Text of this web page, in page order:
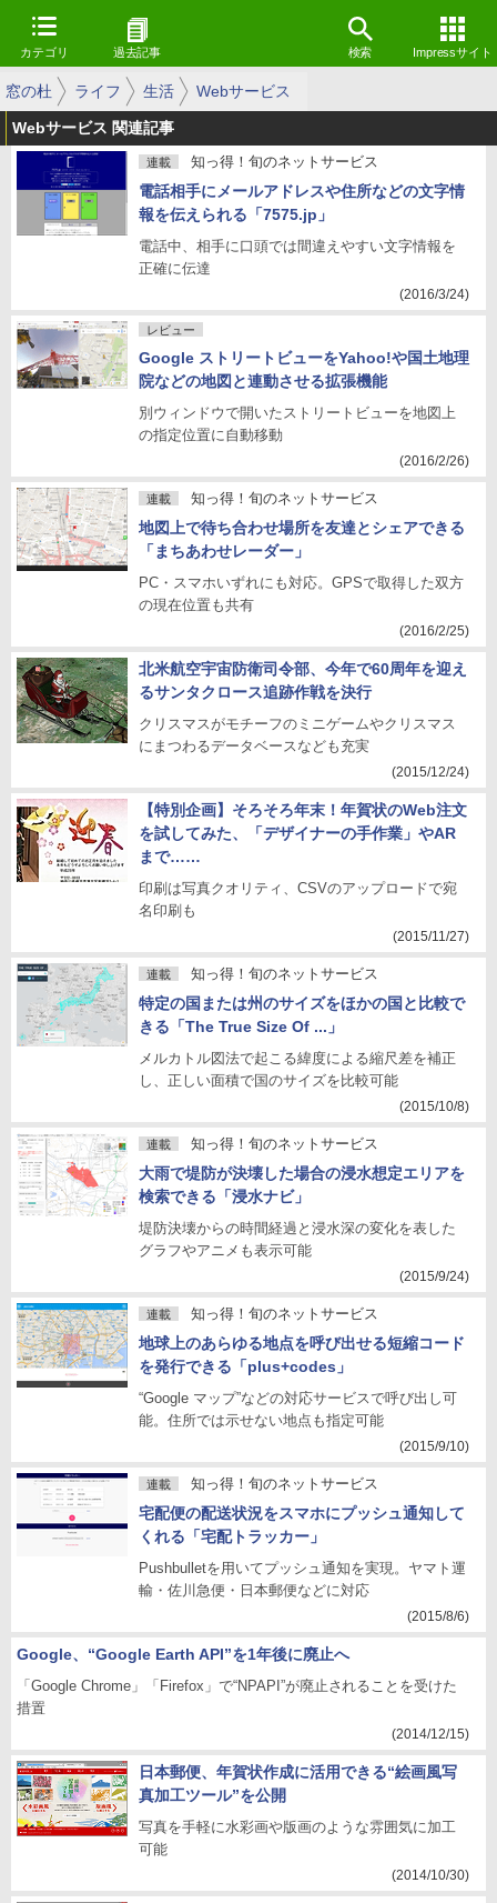
カテゴリ 過去記事 検索 Impressサイト
窓の杜 ライフ 生活 Webサービス
Webサービス 関連記事
連載 知っ得！旬のネットサービス
電話相手にメールアドレスや住所などの文字情
報を伝えられる「7575.jp」
電話中、相手に口頭では間違えやすい文字情報を
正確に伝達
(2016/3/24)
レビュー
Google ストリートビューをYahoo!や国土地理
院などの地図と連動させる拡張機能
別ウィンドウで開いたストリートビューを地図上
の指定位置に自動移動
(2016/2/26)
連載 知っ得！旬のネットサービス
地図上で待ち合わせ場所を友達とシェアできる
「まちあわせレーダー」
PC・スマホいずれにも対応。GPSで取得した双方
の現在位置も共有
(2016/2/25)
北米航空宇宙防衛司令部、今年で60周年を迎え
るサンタクロース追跡作戦を決行
クリスマスがモチーフのミニゲームやクリスマス
にまつわるデータベースなども充実
(2015/12/24)
【特別企画】そろそろ年末！年賀状のWeb注文
を試してみた、「デザイナーの手作業」やAR
まで……
印刷は写真クオリティ、CSVのアップロードで宛
名印刷も
(2015/11/27)
連載 知っ得！旬のネットサービス
特定の国または州のサイズをほかの国と比較で
きる「The True Size Of ...」
メルカトル図法で起こる緯度による縮尺差を補正
し、正しい面積で国のサイズを比較可能
(2015/10/8)
連載 知っ得！旬のネットサービス
大雨で堤防が決壊した場合の浸水想定エリアを
検索できる「浸水ナビ」
堤防決壊からの時間経過と浸水深の変化を表した
グラフやアニメも表示可能
(2015/9/24)
連載 知っ得！旬のネットサービス
地球上のあらゆる地点を呼び出せる短縮コード
を発行できる「plus+codes」
“Google マップ”などの対応サービスで呼び出し可
能。住所では示せない地点も指定可能
(2015/9/10)
連載 知っ得！旬のネットサービス
宅配便の配送状況をスマホにプッシュ通知して
くれる「宅配トラッカー」
Pushbulletを用いてプッシュ通知を実現。ヤマト運
輸・佐川急便・日本郵便などに対応
(2015/8/6)
Google、“Google Earth API”を1年後に廃止へ
「Google Chrome」「Firefox」で“NPAPI”が廃止されることを受けた
措置
(2014/12/15)
日本郵便、年賀状作成に活用できる“絵画風写
真加工ツール”を公開
写真を手軽に水彩画や版画のような雰囲気に加工
可能
(2014/10/30)